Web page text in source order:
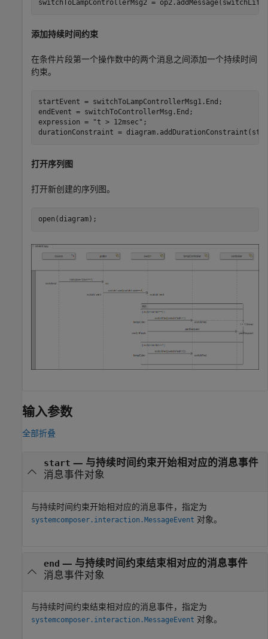
switchToLampControllerMsg2 =
添加持续时间约束
在条件片段第一个操作数中的两个消息之间添加一个持续时间
约束。
startEvent = switchToLampControllerMsg1.End;
endEvent = switchToControllerMsg.End;
expression =
"t > 12msec" ;
durationConstraint =
打开序列图
打开新创建的序列图。
open(diagram);
输入参数
全部折叠
start — 与持续时间约束开始相对应的消息事件
消息事件对象
与持续时间约束开始相对应的消息事件，指定为
systemcomposer.interaction.MessageEvent 对象。
end — 与持续时间约束结束相对应的消息事件
消息事件对象
与持续时间约束结束相对应的消息事件，指定为
systemcomposer.interaction.MessageEvent 对象。